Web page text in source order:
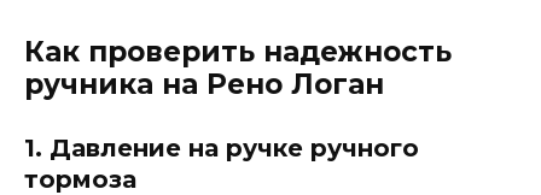
Как проверить надежность
ручника на Рено Логан
1. Давление на ручке ручного
тормоза